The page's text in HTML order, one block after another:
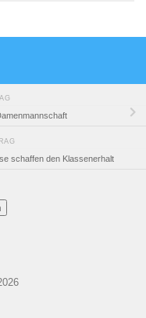
schaffen den Klassenerhalt